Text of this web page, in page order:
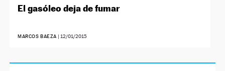
El gasóleo deja de fumar
MARCOS BAEZA |12/01/2015